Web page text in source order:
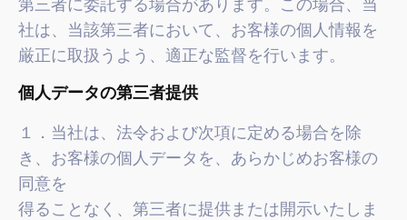
社は、当該第三者において、お客様の個人情報を
厳正に取扱うよう、適正な監督を行います。
個人データの第三者提供
１．当社は、法令および次項に定める場合を除
き、お客様の個人データを、あらかじめお客様の
同意を
得ることなく、第三者に提供または開示いたしま